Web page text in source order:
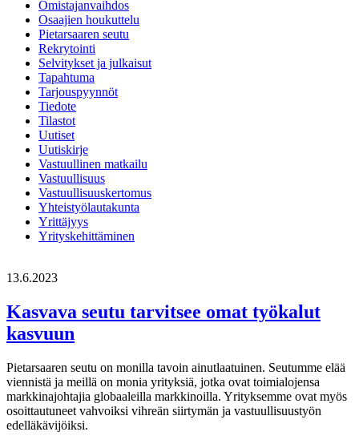
Omistajanvaihdos
Osaajien houkuttelu
Pietarsaaren seutu
Rekrytointi
Selvitykset ja julkaisut
Tapahtuma
Tarjouspyynnöt
Tiedote
Tilastot
Uutiset
Uutiskirje
Vastuullinen matkailu
Vastuullisuus
Vastuullisuuskertomus
Yhteistyölautakunta
Yrittäjyys
Yrityskehittäminen
13.6.2023
Kasvava seutu tarvitsee omat työkalut
kasvuun
Pietarsaaren seutu on monilla tavoin ainutlaatuinen. Seutumme elää
viennistä ja meillä on monia yrityksiä, jotka ovat toimialojensa
markkinajohtajia globaaleilla markkinoilla. Yrityksemme ovat myös
osoittautuneet vahvoiksi vihreän siirtymän ja vastuullisuustyön
edelläkävijöiksi.